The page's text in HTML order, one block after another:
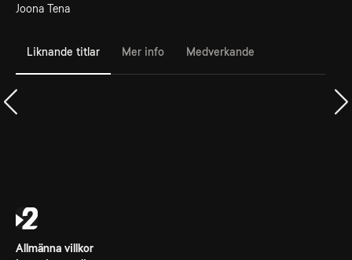
Joona Tena
Liknande titlar Mer info Medverkande
Allmänna villkor